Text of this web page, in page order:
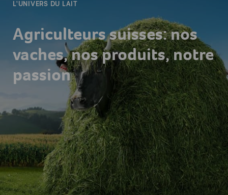
L'UNIVERS DU LAIT
Agriculteurs suisses: nos
vaches, nos produits, notre
passion